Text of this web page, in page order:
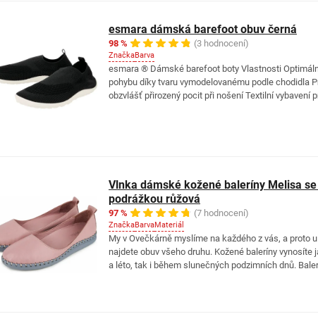
esmara dámská barefoot obuv černá
98 % (3 hodnocení)
ZnačkaBarva
esmara ® Dámské barefoot boty Vlastnosti
pohybu díky tvaru vymodelovanému podle chodidla
obzvlášť přirozený pocit při nošení Textilní vybavení
Vlnka dámské kožené baleríny Melisa
podrážkou růžová
97 % (7 hodnocení)
ZnačkaBarvaMateriál
My v Ovečkárně myslíme na každého z vás, a proto
najdete obuv všeho druhu. Kožené baleríny vynosíte
a léto, tak i během slunečných podzimních dnů.